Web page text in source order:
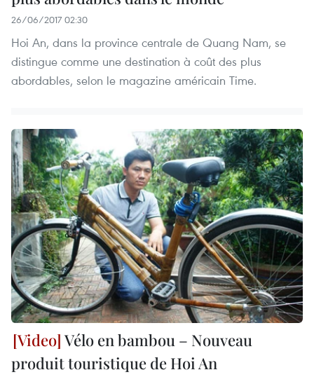
26/06/2017 02:30
Hoi An, dans la province centrale de Quang Nam, se
distingue comme une destination à coût des plus
abordables, selon le magazine américain Time.
Vélo en bambou – Nouveau
produit touristique de Hoi An